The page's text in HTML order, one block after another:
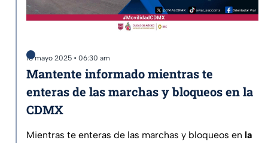
13 mayo 2025 • 06:30 am
Mantente informado mientras te
enteras de las marchas y bloqueos en la
CDMX
Mientras te enteras de las marchas y bloqueos en la